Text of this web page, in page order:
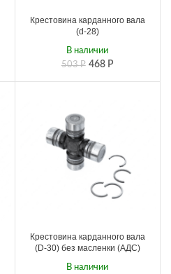
Крестовина карданного вала
(d-28)
503Р 468 Р
В наличии
Крестовина карданного вала
(D-30) без масленки (АДС)
В наличии